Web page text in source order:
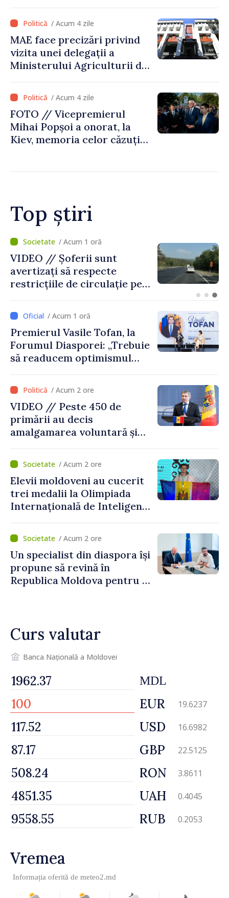
an să fie și mai bun”
/ Acum 4 zile
MAE face precizări privind
vizita unei delegații a
Ministerului Agriculturii din
/ Acum 4 zile
FOTO // Vicepremierul
Mihai Popșoi a onorat, la
Kiev, memoria celor căzuți
Top știri
/ Acum 21 minute
Prim-ministrul Republicii
Moldova, Vasile Tofan, și
prim-ministrul Belgiei, Bart
despre parcursul european
al Republicii Moldova.
/ Acum 1 oră
Premierul Vasile Tofan, la
Forumul Diasporei: „Trebuie
să readucem optimismul
Republica Moldova merge în
direcția corectă”
/ Acum 2 ore
VIDEO // Peste 450 de
primării au decis
amalgamarea voluntară și
pentru investiții. Igor
Grosu: „Este important să
depășim blocajele și să dăm o
șansă localităților să se
dezvolte”
/ Acum 2 ore
Elevii moldoveni au cucerit
trei medalii la Olimpiada
Internațională de Inteligență
/ Acum 2 ore
Un specialist din diaspora își
propune să revină în
Republica Moldova pentru a
Curs valutar
Banca Națională a Moldovei
MDL
EUR 19.6237
USD 16.6982
GBP 22.5125
RON 3.8611
UAH 0.4045
RUB 0.2053
Vremea
Informația oferită de meteo2.md